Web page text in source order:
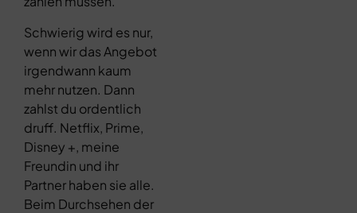
Schwierig wird es nur,
wenn wir das Angebot
irgendwann kaum
mehr nutzen. Dann
zahlst du ordentlich
druff. Netflix, Prime,
Disney +, meine
Freundin und ihr
Partner haben sie alle.
Beim Durchsehen der